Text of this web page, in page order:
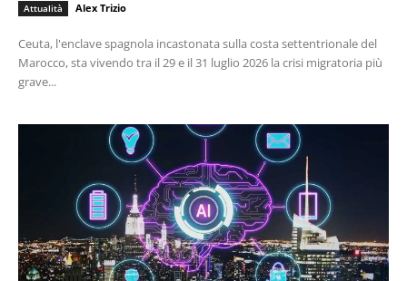
Attualità Alex Trizio
Ceuta, l'enclave spagnola incastonata sulla costa settentrionale del
Marocco, sta vivendo tra il 29 e il 31 luglio 2026 la crisi migratoria più
grave...